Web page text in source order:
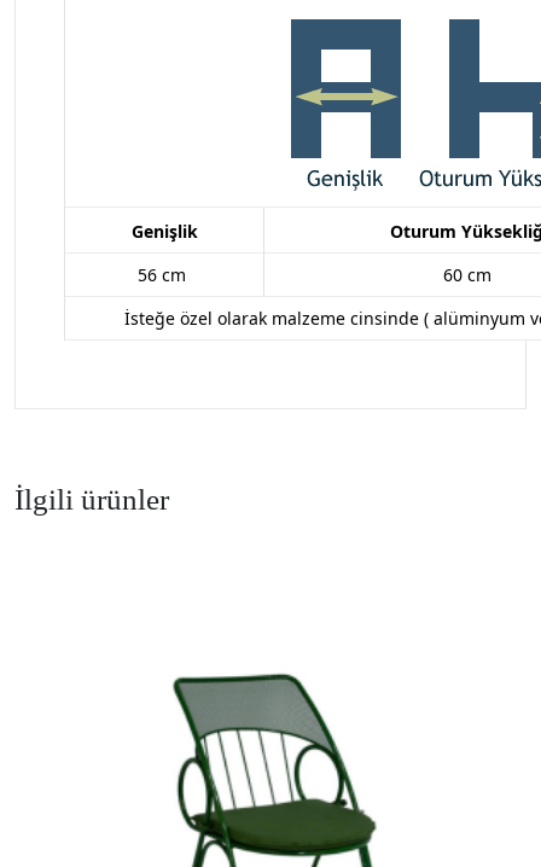
Genişlik
Oturum
56 cm
60 cm
İsteğe özel olarak malzeme cinsinde ( alüminyum
İlgili ürünler